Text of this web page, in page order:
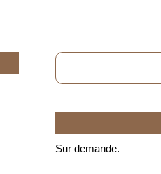
Sur demande.